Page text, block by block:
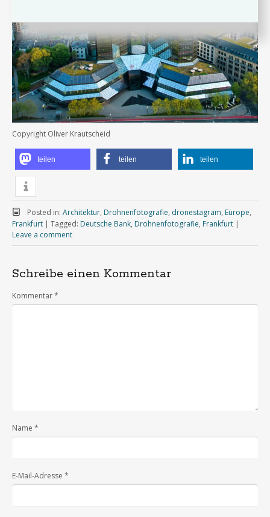
Copyright Oliver Krautscheid
teilen teilen teilen
Posted in: Architektur, Drohnenfotografie, dronestagram, Europe,
Frankfurt | Tagged: Deutsche Bank, Drohnenfotografie, Frankfurt |
Leave a comment
Schreibe einen Kommentar
Kommentar*
Name *
E-Mail-Adresse *